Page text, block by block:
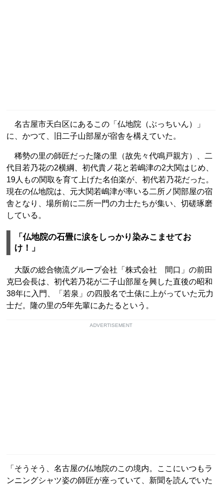
名古屋市天白区にあるこの「仏地院（ぶっちいん）」
に、かつて、旧二子山部屋が宿舎を構えていた。
稀勢の里の師匠だった隆の里（故先々代鳴戸親方）、二
代目若乃花の2横綱、初代貴ノ花と若嶋津の2大関はじめ、
19人もの関取を育て上げた名伯楽が、初代若乃花だった。
現在の仏地院は、元大関若嶋津が率いる二所ノ関部屋の宿
舎となり、場所前に二所一門の力士たちが集い、切磋琢磨
している。
「仏地院の石畳に涙をしっかり染みこませてお
け！」
大阪の総合物流グループ会社「株式会社 間口」の前田
克巳会長は、初代若乃花が二子山部屋を興した直後の昭和
38年に入門、「若泉」の四股名で土俵に上がっていた元力
士だ。隆の里の5年先輩にあたるという。
ADVERTISEMENT
「そうそう、名古屋の仏地院のこの境内。ここにいつもラ
ンニングシャツ姿の師匠が座っていて、新聞を読んでいた